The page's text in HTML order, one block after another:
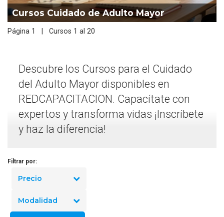
Cursos Cuidado de Adulto Mayor
Página 1 | Cursos 1 al 20
Descubre los Cursos para el Cuidado
del Adulto Mayor disponibles en
REDCAPACITACION. Capacítate con
expertos y transforma vidas ¡Inscríbete
y haz la diferencia!
Filtrar por:
Precio
Modalidad